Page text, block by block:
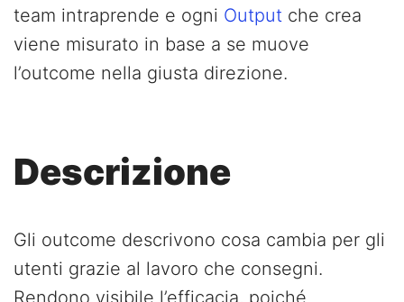
team intraprende e ogni Output che crea
viene misurato in base a se muove
l’outcome nella giusta direzione.
Descrizione
Gli outcome descrivono cosa cambia per gli
utenti grazie al lavoro che consegni.